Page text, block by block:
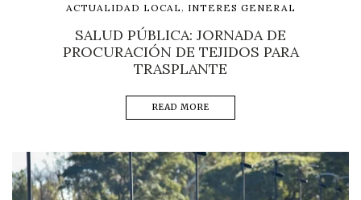
ACTUALIDAD LOCAL , INTERES GENERAL
SALUD PÚBLICA: JORNADA DE
PROCURACIÓN DE TEJIDOS PARA
TRASPLANTE
READ MORE